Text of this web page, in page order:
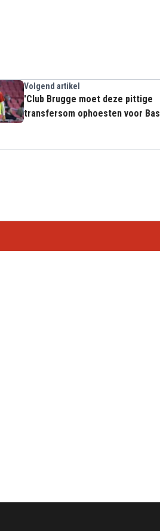
Volgend artikel
'Club Brugge moet deze pittige
transfersom ophoesten voor Bas